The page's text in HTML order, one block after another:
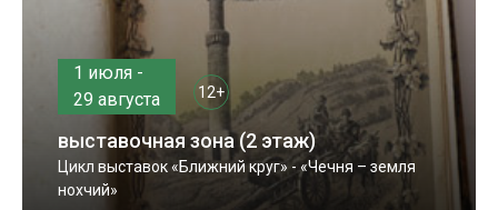
1 июля -
29 августа
12+
выставочная зона (2 этаж)
Цикл выставок «Ближний круг» - «Чечня – земля
нохчий»